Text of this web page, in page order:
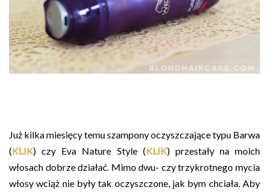
Już kilka miesięcy temu szampony oczyszczające typu Barwa
(KLIK) czy Eva Nature Style (KLIK) przestały na moich
włosach dobrze działać. Mimo dwu- czy trzykrotnego mycia
włosy wciąż nie były tak oczyszczone, jak bym chciała. Aby